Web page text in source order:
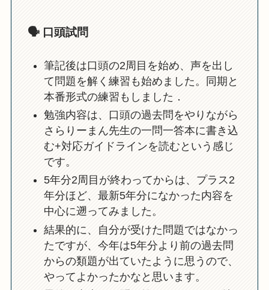
🗣️ 口頭試問
筆記後は口頭の2周目を始め、声を出し
て問題を解く練習も始めました。同期と
本番形式の練習もしました．
勉強内容は、口頭の過去問をやりながら
さらりーまん先生の一問一答本に書き込
む+対応ガイドラインを読むという感じ
です。
5年分2周目が終わってからは、プラス2
年分ほど、最新5年分になかった内容を
中心に遡ってみました。
結果的に、自分が受けた問題ではなかっ
たですが、今年は5年分より前の過去問
からの類題が出ていたように思うので、
やってよかったかなと思います。